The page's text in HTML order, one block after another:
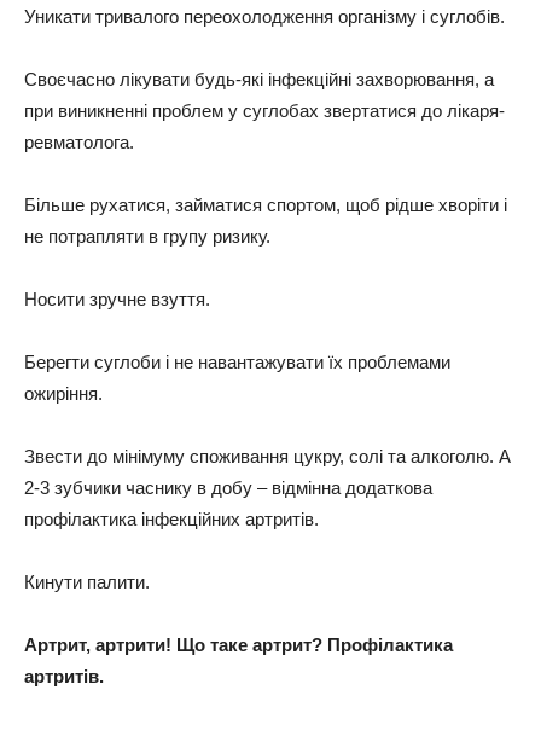
Уникати тривалого переохолодження організму і суглобів.
Своєчасно лікувати будь-які інфекційні захворювання, а
при виникненні проблем у суглобах звертатися до лікаря-
ревматолога.
Більше рухатися, займатися спортом, щоб рідше хворіти і
не потрапляти в групу ризику.
Носити зручне взуття.
Берегти суглоби і не навантажувати їх проблемами
ожиріння.
Звести до мінімуму споживання цукру, солі та алкоголю. А
2-3 зубчики часнику в добу – відмінна додаткова
профілактика інфекційних артритів.
Кинути палити.
Артрит, артрити! Що таке артрит? Профілактика
артритів.